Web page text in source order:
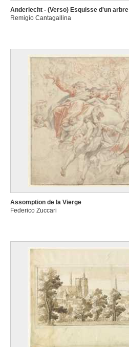
Anderlecht - (Verso) Esquisse d'un arbre
Remigio Cantagallina
Assomption de la Vierge
Federico Zuccari